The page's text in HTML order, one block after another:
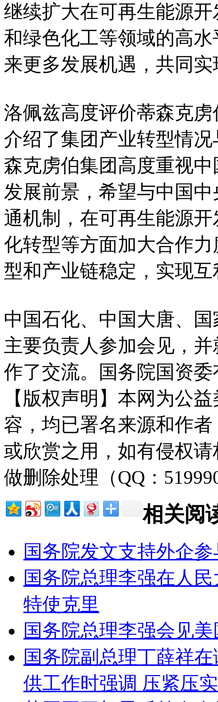
继续扩大在可再生能源
和绿色化工等领域的高
来更多发展机遇，共同
洛佩兹高度评价蒂森克
介绍了集团产业转型情
森克虏伯集团高度重视
发展前景，希望与中国
通机制，在可再生能源
化转型等方面加大合作
型和产业链稳定，实现
中国石化、中国大唐、
主要负责人参加会见，
作了交流。国务院国资
【版权声明】本网为公
容，均已署名来源和作
或欣赏之用，如有侵权
做删除处理（QQ：
相关阅
国务院发文支持外企
国务院总理李强在人
特使克里
国务院总理李强会见
国务院副总理丁薛祥
供工作时强调 压紧压